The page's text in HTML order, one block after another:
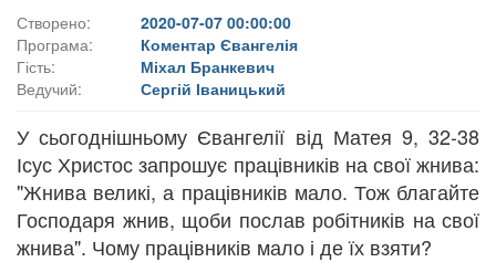
Створено:
2020-07-07 00:00:00
Програма:
Коментар Євангелія
Гість:
Міхал Бранкевич
Ведучий:
Сергій Іваницький
У сьогоднішньому Євангелії від Матея 9, 32-38
Ісус Христос запрошує працівників на свої жнива:
"Жнива великі, а працівників мало. Тож благайте
Господаря жнив, щоби послав робітників на свої
жнива". Чому працівників мало і де їх взяти?